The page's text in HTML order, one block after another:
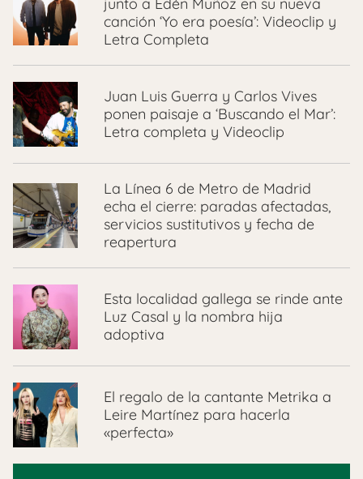
junto a Edén Muñoz en su nueva
canción ‘Yo era poesía’: Videoclip y
Letra Completa
Juan Luis Guerra y Carlos Vives
ponen paisaje a ‘Buscando el Mar’:
Letra completa y Videoclip
La Línea 6 de Metro de Madrid
echa el cierre: paradas afectadas,
servicios sustitutivos y fecha de
reapertura
Esta localidad gallega se rinde ante
Luz Casal y la nombra hija
adoptiva
El regalo de la cantante Metrika a
Leire Martínez para hacerla
«perfecta»